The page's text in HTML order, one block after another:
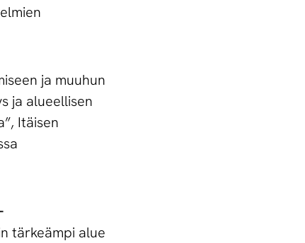
ja muuhun
ja alueellisen
Itäisen
tärkeämpi alue